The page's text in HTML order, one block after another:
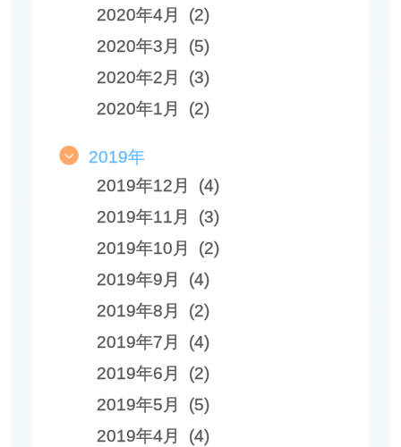
2020年4月 (2)
2020年3月 (5)
2020年2月 (3)
2020年1月 (2)
2019年
2019年12月 (4)
2019年11月 (3)
2019年10月 (2)
2019年9月 (4)
2019年8月 (2)
2019年7月 (4)
2019年6月 (2)
2019年5月 (5)
2019年4月 (4)